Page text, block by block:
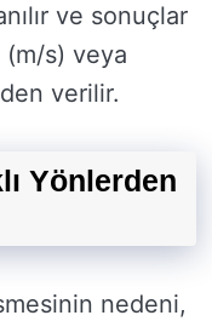
ve sonuçlar
(m/s) veya
verilir.
Yönlerden
nedeni,